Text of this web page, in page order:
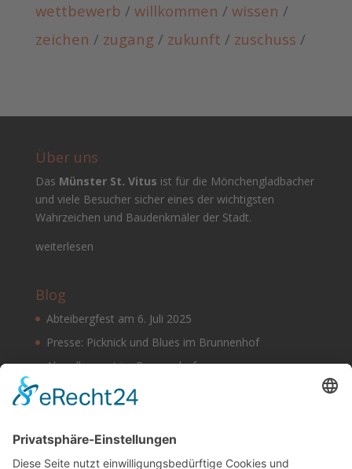
wettbewerb / willkommen / wissen /
zeichen / zugang/ zukunft / zuschuss /
Über uns
Das Münster St. Vitus ist für die Mönchengladbacher
und viele Besucher sicher eines der wichtigsten
Wahrzeichen und Baudenkmäler der Stadt.
weiterlesen
Blog
Abteibergfest am 6. Juli 2025
Presse: Picknick und Blues im Brunnenhof
Abendkonzert im Brunnenhof
Musik im Brunnenhof – Jetzt Samstag den 14.
September
Einladung zur Veranstaltung am Tag des offenen
Denkmals 2024